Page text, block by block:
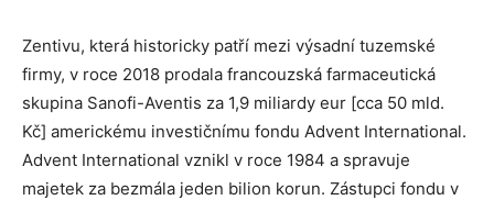
Zentivu, která historicky patří mezi výsadní tuzemské
firmy, v roce 2018 prodala francouzská farmaceutická
skupina Sanofi-Aventis za 1,9 miliardy eur [cca 50 mld.
Kč] americkému investičnímu fondu Advent International.
Advent International vznikl v roce 1984 a spravuje
majetek za bezmála jeden bilion korun. Zástupci fondu v